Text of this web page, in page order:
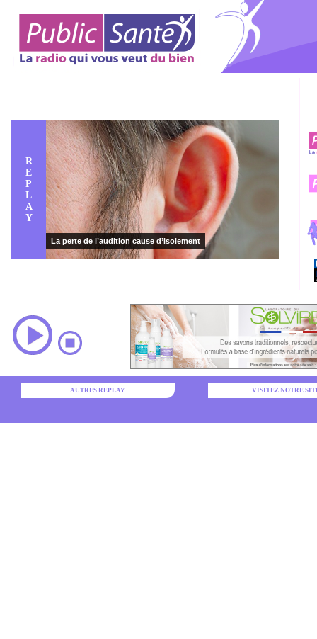
R
E
P
L
A
Y
La perte de l’audition cause d’isolement
AUTRES REPLAY VISITEZ NOTRE